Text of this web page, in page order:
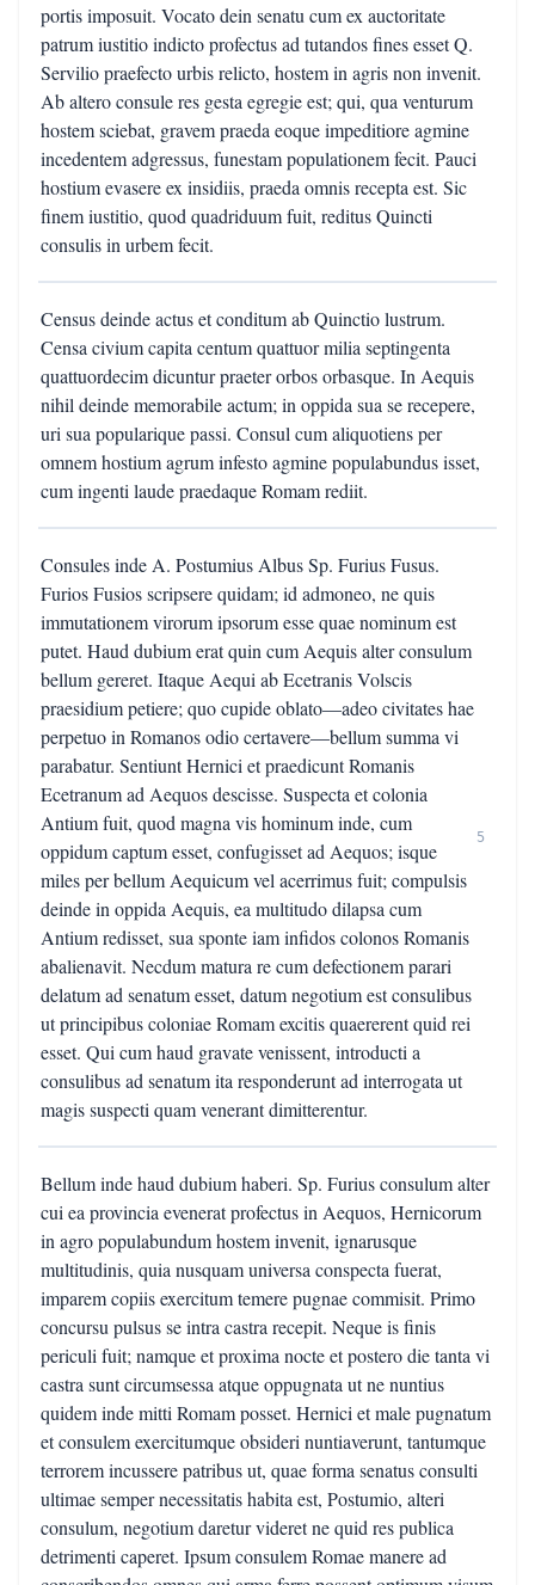
portis imposuit. Vocato dein senatu cum ex auctoritate
patrum iustitio indicto profectus ad tutandos fines esset Q.
Servilio praefecto urbis relicto, hostem in agris non invenit.
Ab altero consule res gesta egregie est; qui, qua venturum
hostem sciebat, gravem praeda eoque impeditiore agmine
incedentem adgressus, funestam populationem fecit. Pauci
hostium evasere ex insidiis, praeda omnis recepta est. Sic
finem iustitio, quod quadriduum fuit, reditus Quincti
consulis in urbem fecit.
Census deinde actus et conditum ab Quinctio lustrum.
Censa civium capita centum quattuor milia septingenta
quattuordecim dicuntur praeter orbos orbasque. In Aequis
nihil deinde memorabile actum; in oppida sua se recepere,
uri sua popularique passi. Consul cum aliquotiens per
omnem hostium agrum infesto agmine populabundus isset,
cum ingenti laude praedaque Romam rediit.
Consules inde A. Postumius Albus Sp. Furius Fusus.
Furios Fusios scripsere quidam; id admoneo, ne quis
immutationem virorum ipsorum esse quae nominum est
putet. Haud dubium erat quin cum Aequis alter consulum
bellum gereret. Itaque Aequi ab Ecetranis Volscis
praesidium petiere; quo cupide oblato—adeo civitates hae
perpetuo in Romanos odio certavere—bellum summa vi
parabatur. Sentiunt Hernici et praedicunt Romanis
Ecetranum ad Aequos descisse. Suspecta et colonia
Antium fuit, quod magna vis hominum inde, cum
oppidum captum esset, confugisset ad Aequos; isque
miles per bellum Aequicum vel acerrimus fuit; compulsis
deinde in oppida Aequis, ea multitudo dilapsa cum
Antium redisset, sua sponte iam infidos colonos Romanis
abalienavit. Necdum matura re cum defectionem parari
delatum ad senatum esset, datum negotium est consulibus
ut principibus coloniae Romam excitis quaererent quid rei
esset. Qui cum haud gravate venissent, introducti a
consulibus ad senatum ita responderunt ad interrogata ut
magis suspecti quam venerant dimitterentur.
5
Bellum inde haud dubium haberi. Sp. Furius consulum alter
cui ea provincia evenerat profectus in Aequos, Hernicorum
in agro populabundum hostem invenit, ignarusque
multitudinis, quia nusquam universa conspecta fuerat,
imparem copiis exercitum temere pugnae commisit. Primo
concursu pulsus se intra castra recepit. Neque is finis
periculi fuit; namque et proxima nocte et postero die tanta vi
castra sunt circumsessa atque oppugnata ut ne nuntius
quidem inde mitti Romam posset. Hernici et male pugnatum
et consulem exercitumque obsideri nuntiaverunt, tantumque
terrorem incussere patribus ut, quae forma senatus consulti
ultimae semper necessitatis habita est, Postumio, alteri
consulum, negotium daretur videret ne quid res publica
detrimenti caperet. Ipsum consulem Romae manere ad